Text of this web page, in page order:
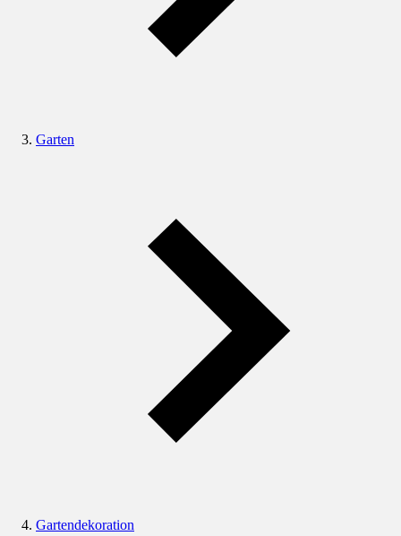
Garten
Gartendekoration